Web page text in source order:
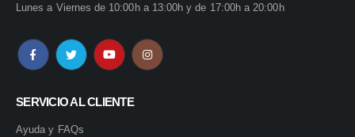
Lunes a Viernes de 10:00h a 13:00h y de 17:00h a 20:00h
SERVICIO AL CLIENTE
Ayuda y FAQs